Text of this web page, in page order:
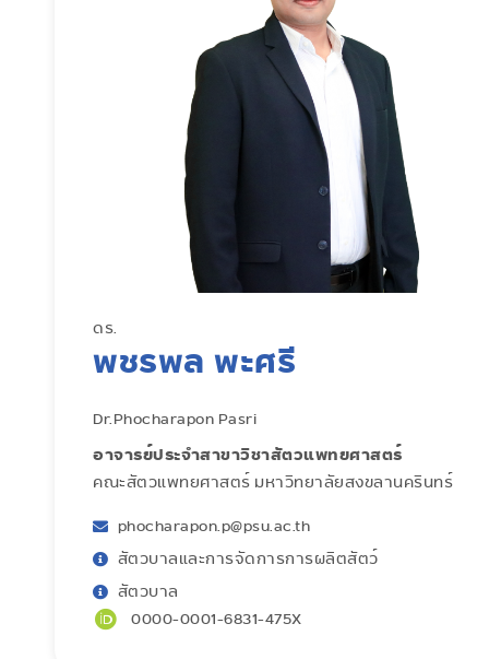
ดร.
พชรพล พะศรี
Dr.Phocharapon Pasri
อาจารย์ประจำสาขาวิชาสัตวแพทยศาสตร์
คณะสัตวแพทยศาสตร์ มหาวิทยาลัยสงขลานครินทร์
phocharapon.p@psu.ac.th
สัตวบาลและการจัดการการผลิตสัตว์
สัตวบาล
0000-0001-6831-475X